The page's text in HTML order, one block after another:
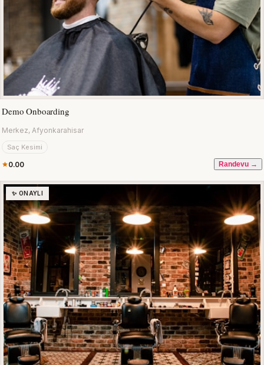
Demo Onboarding
Merkez, Afyonkarahisar
Saç Kesimi
0.00 Randevu →
✨ ONAYLI